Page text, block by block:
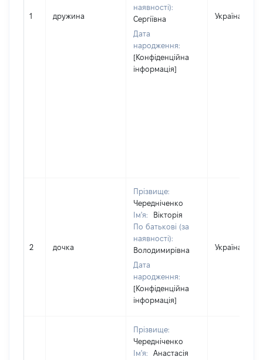
1 дружина
наявності):
Сергіївна
Дата
народження:
[Конфіденційна
інформація]
Україна
2 дочка
Прізвище:
Чередніченко
Ім'я:
Вікторія
По батькові (за
наявності):
Володимирівна
Дата
народження:
[Конфіденційна
інформація]
Україна
Прізвище:
Чередніченко
Ім'я:
Анастасія